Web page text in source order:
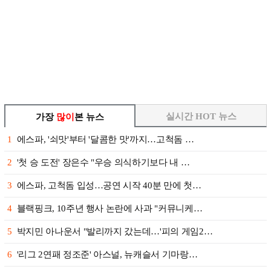
가장 많이 본 뉴스
1 에스파, '쇠맛'부터 '달콤한 맛'까지…고척돔 …
2 '첫 승 도전' 장은수 "우승 의식하기보다 내 …
3 에스파, 고척돔 입성…공연 시작 40분 만에 첫…
4 블랙핑크, 10주년 행사 논란에 사과 "커뮤니케…
5 박지민 아나운서 "발리까지 갔는데…'피의 게임2…
6 '리그 2연패 정조준' 아스널, 뉴캐슬서 기마랑…
실시간 HOT 뉴스